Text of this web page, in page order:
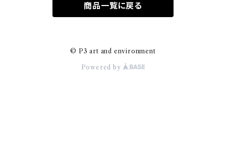
商品一覧に戻る
© P3 art and environment
Powered by